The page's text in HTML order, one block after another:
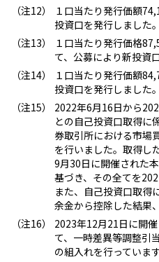
１口当たり発行価額
投資口を発行しました。
１口当たり発行価格
て、公募により新投資
１口当たり発行価額
投資口を発行しました。
2022年6月16日から
との自己投資口取得に
券取引所における市場
を行いました。取得し
9月30日に開催された
基づき、その全てを
また、自己投資口取得
余金から控除した結果
2023年12月21日に開
て、一時差異等調整引
の組入れを行っています